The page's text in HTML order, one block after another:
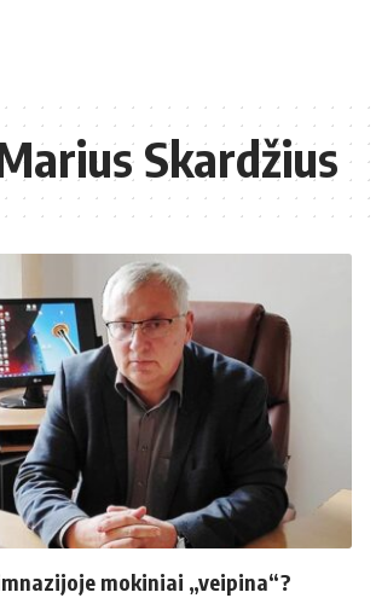
Skardžius
mokiniai „veipina“?